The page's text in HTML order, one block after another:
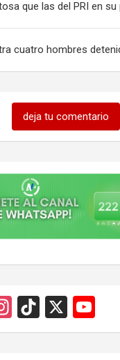
que las del PRI en
cuatro hombres
deja tu comentario
In
st
Ti
k
X
o